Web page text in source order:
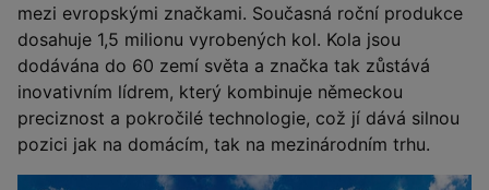
mezi evropskými značkami. Současná roční produkce
dosahuje 1,5 milionu vyrobených kol. Kola jsou
dodávána do 60 zemí světa a značka tak zůstává
inovativním lídrem, který kombinuje německou
preciznost a pokročilé technologie, což jí dává silnou
pozici jak na domácím, tak na mezinárodním trhu.